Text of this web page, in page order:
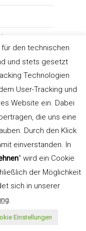
den technischen
und stets gesetzt
Technologien
User-Tracking und
Website ein. Dabei
die uns eine
Durch den Klick
einverstanden. In
" wird ein Cookie
der Möglichkeit
sich in unserer
.
Einstellungen